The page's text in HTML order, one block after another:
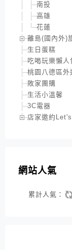
南投
高雄
花蓮
離島(國內外)
生日蛋糕
吃喝玩樂懶人
桃園八德區外
敗家團購
生活小溫馨
3C電器
店家邀約
網站人氣
累計人氣：